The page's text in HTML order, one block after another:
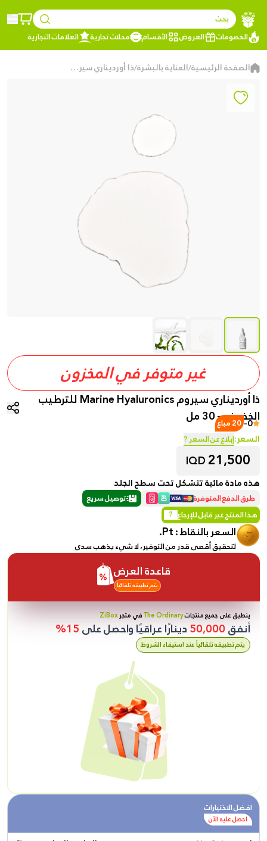
بحث
الخصومات
العروض الأقسام محلات تجارية العلامات التجارية
الصفحة الرئيسية/العناية بالبشرة/ ذا أورديناري سيروم Marine Hyaluronics للترطيب الخفيف – 30 مل
غير متوفر في المخزون
ذا أورديناري سيروم Marine Hyaluronics للترطيب
الخفيف – 30 مل
0
-20 مباع
السعر:إبلاغ عن السعر ?
21,500
IQD
هذه مادة مائية تتشكل تحت سطح الجلد
طرق الدفع المتوفرة
توصيل سريع
هذا المنتج غير قابل للإرجاع ?
السعر بالنقاط :Pt.
لتحقيق أقصى قدر من التوفير، لا شيء يذهب سدى
قاعدة العرض
يتم تطبيقه تلقائياً
ينطبق على جميع منتجاتThe Ordinaryفي متجرZiBox
أنفق50,000دينارًا عراقيًا واحصل على15%
يتم تطبيقه تلقائياً عند استيفاء الشروط
افضل الاختيارات
احصل عليه الآن